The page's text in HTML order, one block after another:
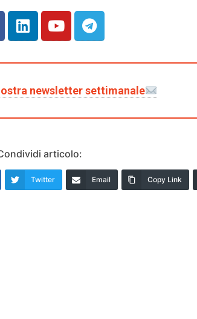
newsletter settimanale
articolo:
Twitter Email Copy Link